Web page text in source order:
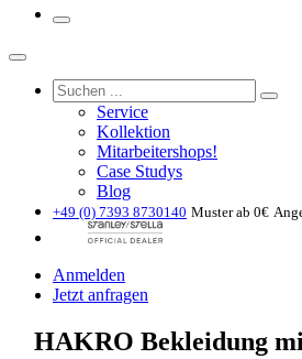
Service
Kollektion
Mitarbeitershops!
Case Studys
Blog
+49 (0) 7393 8730140 Muster ab 0€
Anmelden
Jetzt anfragen
HAKRO Bekleidung